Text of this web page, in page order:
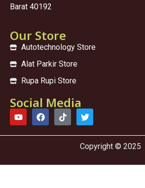
Barat 40192
Our Store
Autotechnology Store
Alat Parkir Store
Rupa Rupi Store
Social Media
Copyright © 2025